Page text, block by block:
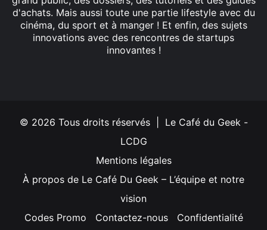
d'achats. Mais aussi toute une partie lifestyle avec du
cinéma, du sport et à manger ! Et enfin, des sujets
innovations avec des rencontres de startups
innovantes !
© 2026 Tous droits réservés | Le Café du Geek -
LCDG
Mentions légales
À propos de Le Café Du Geek – L’équipe et notre
vision
Codes Promo
Contactez-nous Confidentialité